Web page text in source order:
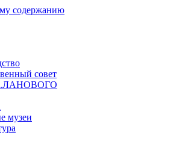
содержанию
совет
музеи